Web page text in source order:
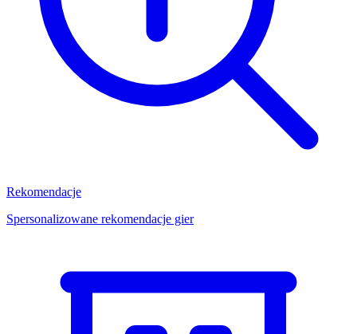
Rekomendacje
Spersonalizowane rekomendacje gier